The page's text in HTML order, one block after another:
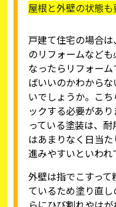
屋根と外壁の状態も
戸建て住宅の場合
のリフォームなど
なったらリフォー
ばいいのかわから
いでしょうか。こ
ックする必要があ
っている塗装は、
はあまりなく日当
進みやすいといわれ
外壁は指でこすっ
ているため塗り直